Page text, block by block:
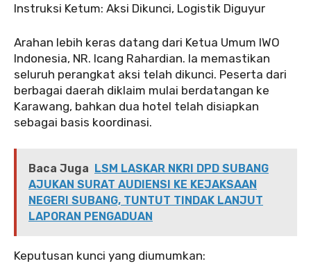
‎‎Instruksi Ketum: Aksi Dikunci, Logistik Diguyur
‎‎Arahan lebih keras datang dari Ketua Umum IWO
Indonesia, NR. Icang Rahardian. Ia memastikan
seluruh perangkat aksi telah dikunci. Peserta dari
berbagai daerah diklaim mulai berdatangan ke
Karawang, bahkan dua hotel telah disiapkan
sebagai basis koordinasi.
Baca Juga LSM LASKAR NKRI DPD SUBANG
AJUKAN SURAT AUDIENSI KE KEJAKSAAN
NEGERI SUBANG, TUNTUT TINDAK LANJUT
LAPORAN PENGADUAN
‎Keputusan kunci yang diumumkan: